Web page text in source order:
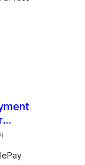
एकूण
मूल्यांकन
)